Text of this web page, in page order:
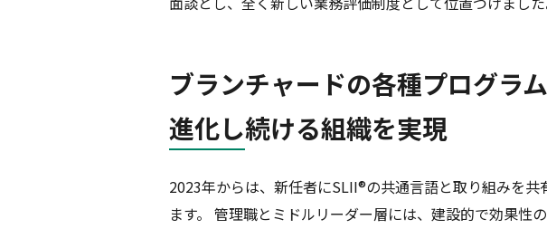
ブランチャードの各種プログラ
進化し続ける組織を実現
2023年からは、新任者にSLII®の共通言語と取り組みを
ます。 管理職とミドルリーダー層には、建設的で効果